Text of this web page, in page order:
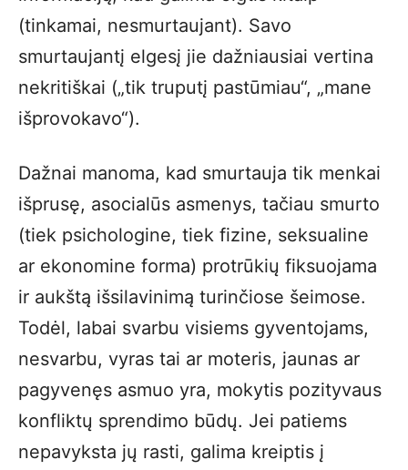
(tinkamai, nesmurtaujant). Savo
smurtaujantį elgesį jie dažniausiai vertina
nekritiškai („tik truputį pastūmiau“, „mane
išprovokavo“).
Dažnai manoma, kad smurtauja tik menkai
išprusę, asocialūs asmenys, tačiau smurto
(tiek psichologine, tiek fizine, seksualine
ar ekonomine forma) protrūkių fiksuojama
ir aukštą išsilavinimą turinčiose šeimose.
Todėl, labai svarbu visiems gyventojams,
nesvarbu, vyras tai ar moteris, jaunas ar
pagyvenęs asmuo yra, mokytis pozityvaus
konfliktų sprendimo būdų. Jei patiems
nepavyksta jų rasti, galima kreiptis į